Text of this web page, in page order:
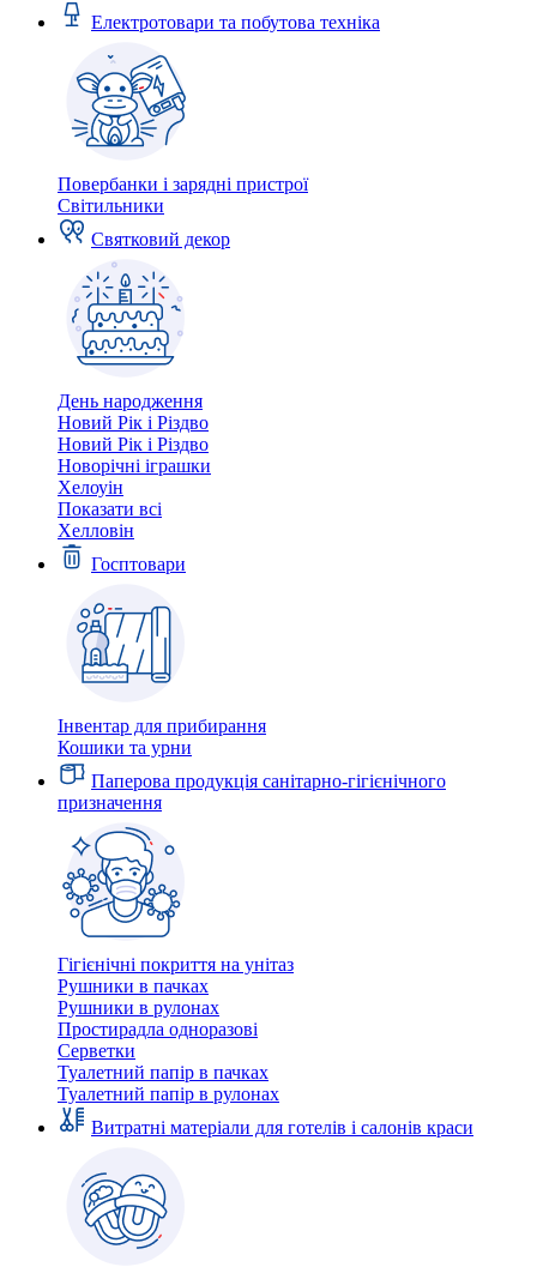
Електротовари та побутова техніка
Повербанки і зарядні пристрої
Світильники
Святковий декор
День народження
Новий Рік і Різдво
Новий Рік і Різдво
Новорічні іграшки
Хелоуін
Показати всі
Хелловін
Госптовари
Інвентар для прибирання
Кошики та урни
Паперова продукція санітарно-гігієнічного
призначення
Гігієнічні покриття на унітаз
Рушники в пачках
Рушники в рулонах
Простирадла одноразові
Серветки
Туалетний папір в пачках
Туалетний папір в рулонах
Витратні матеріали для готелів і салонів краси